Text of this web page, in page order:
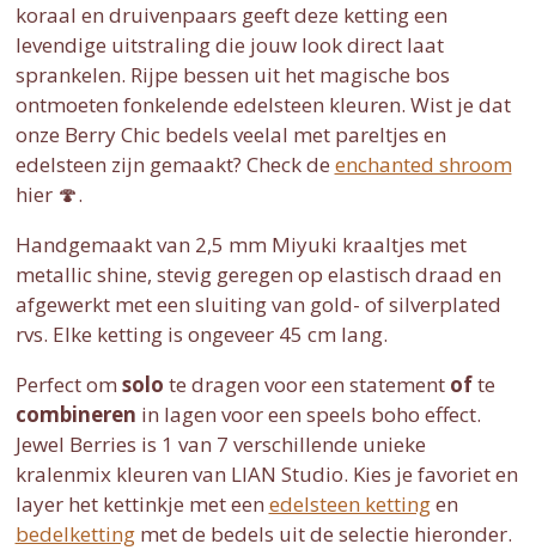
koraal en druivenpaars geeft deze ketting een
levendige uitstraling die jouw look direct laat
sprankelen. Rijpe bessen uit het magische bos
ontmoeten fonkelende edelsteen kleuren. Wist je dat
onze Berry Chic bedels veelal met pareltjes en
edelsteen zijn gemaakt? Check de enchanted shroom
hier 🍄.
Handgemaakt van 2,5 mm Miyuki kraaltjes met
metallic shine, stevig geregen op elastisch draad en
afgewerkt met een sluiting van gold- of silverplated
rvs. Elke ketting is ongeveer 45 cm lang.
Perfect om solo te dragen voor een statement ofte
combineren in lagen voor een speels boho effect.
Jewel Berries is 1 van 7 verschillende unieke
kralenmix kleuren van LIAN Studio. Kies je favoriet en
layer het kettinkje met een edelsteen kettingen
bedelkettingmet de bedels uit de selectie hieronder.